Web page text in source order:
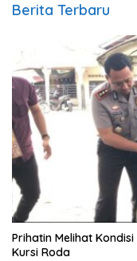
Berita Terbaru
Prihatin Melihat
Kursi Roda